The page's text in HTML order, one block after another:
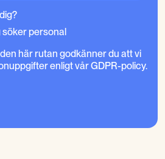
söker personal
här rutan godkänner du att vi
enligt vår GDPR-policy.